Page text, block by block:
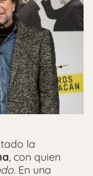
la
, con quien
. En una